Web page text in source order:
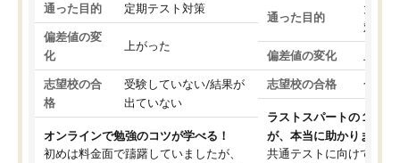
通った目的 定期テスト対策
偏差値の変
化
上がった
志望校の合
格
受験していない/結果が
出ていない
オンラインで勉強のコツが学べる！
初めは料金面で躊躇していましたが、
通った目的
大学
対策
偏差値の変化
志望校の合格 合格
ラストスパートの１か月
が、本当に助かりました
共通テストに向けての追